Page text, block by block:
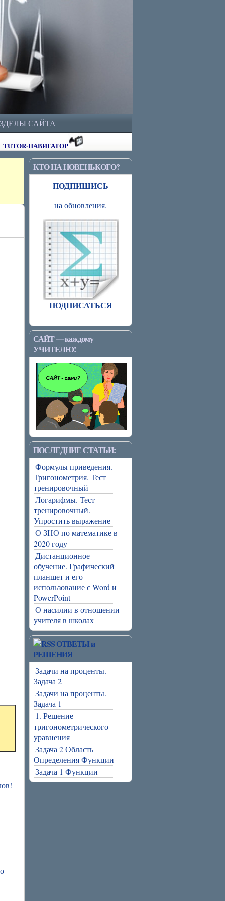
САЙТА
TUTOR-НАВИГАТОР
КТО НА НОВЕНЬКОГО?
ПОДПИШИСЬ
на обновления.
ПОДПИСАТЬСЯ
САЙТ — каждому
УЧИТЕЛЮ!
ПОСЛЕДНИЕ СТАТЬИ:
Формулы приведения.
Тригонометрия. Тест
тренировочный
Логарифмы. Тест
тренировочный.
Упростить выражение
О ЗНО по математике в
2020 году
Дистанционное
обучение. Графический
планшет и его
использование с Word и
PowerPoint
О насилии в отношении
учителя в школах
ОТВЕТЫ и
РЕШЕНИЯ
Задачи на проценты.
Задача 2
Задачи на проценты.
Задача 1
1. Решение
тригонометрического
уравнения
Задача 2 Область
Определения Функции
Задача 1 Функции